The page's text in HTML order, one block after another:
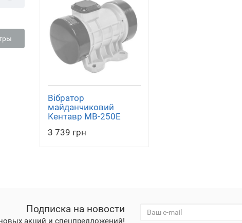
Вібратор
майданчиковий
Кентавр МВ-250Е
3 739 грн
Подписка на новости
новых акций и спецпредложений!